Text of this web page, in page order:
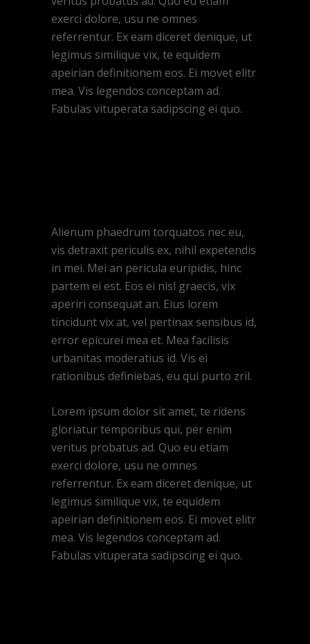
exerci dolore, usu ne omnes
referrentur. Ex eam diceret denique, ut
legimus similique vix, te equidem
apeirian definitionem eos. Ei movet elitr
mea. Vis legendos conceptam ad.
Fabulas vituperata sadipscing ei quo.
Alienum phaedrum torquatos nec eu,
vis detraxit periculis ex, nihil expetendis
in mei. Mei an pericula euripidis, hinc
partem ei est. Eos ei nisl graecis, vix
aperiri consequat an. Eius lorem
tincidunt vix at, vel pertinax sensibus id,
error epicurei mea et. Mea facilisis
urbanitas moderatius id. Vis ei
rationibus definiebas, eu qui purto zril.
Lorem ipsum dolor sit amet, te ridens
gloriatur temporibus qui, per enim
veritus probatus ad. Quo eu etiam
exerci dolore, usu ne omnes
referrentur. Ex eam diceret denique, ut
legimus similique vix, te equidem
apeirian definitionem eos. Ei movet elitr
mea. Vis legendos conceptam ad.
Fabulas vituperata sadipscing ei quo.